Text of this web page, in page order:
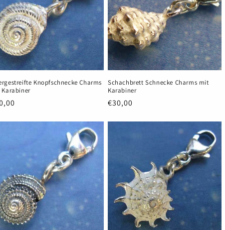
Knopfschnecke Charms
Schachbrett Schnecke Charms mit
Karabiner
Normaler
€30,00